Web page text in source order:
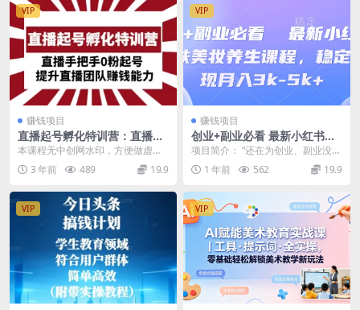
VIP
赚钱项目
直播起号孵化特训营：直播手
把手0粉起号 提升直播团队赚
钱能力
本课程无中创网水印，方便做虚拟
资源的赚友！ 1.流量：四大流量路
径，找到持续涨粉...
3 年前 489 19.9
VIP
赚钱项目
创业+副业必看 最新小红书护
肤美妆养生课程，稳定变现月
入3k-5k+
项目简介： “还在为创业、副业没方
向发愁?这套最新小红书护肤美妆养
生...1 年前 562 19.9
VIP VIP